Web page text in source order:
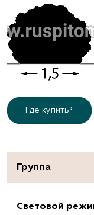
Где купить?
Группа
Световой